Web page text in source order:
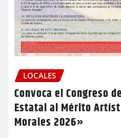
LOCALES
Convoca el Congreso
Estatal al Mérito
Morales 2026»